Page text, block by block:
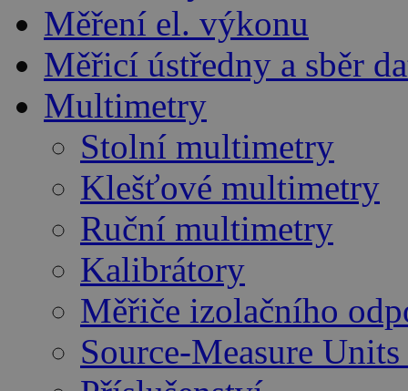
Měření el. výkonu
Měřicí ústředny a sběr
Multimetry
Stolní multimetry
Klešťové multimetry
Ruční multimetry
Kalibrátory
Měřiče izolačního
Source-Measure